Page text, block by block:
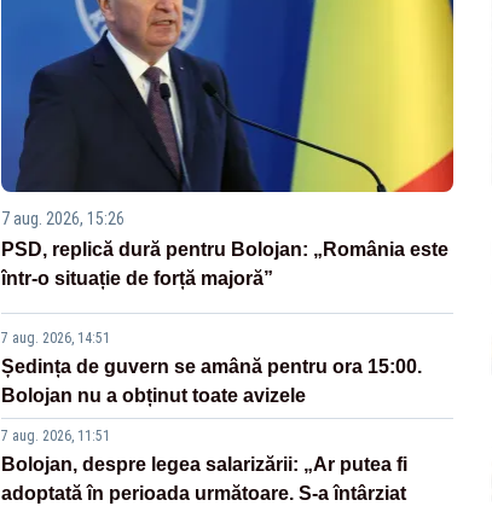
7 aug. 2026, 15:26
PSD, replică dură pentru Bolojan: „România este
într-o situație de forță majoră”
7 aug. 2026, 14:51
Ședința de guvern se amână pentru ora 15:00.
Bolojan nu a obținut toate avizele
7 aug. 2026, 11:51
Bolojan, despre legea salarizării: „Ar putea fi
adoptată în perioada următoare. S-a întârziat